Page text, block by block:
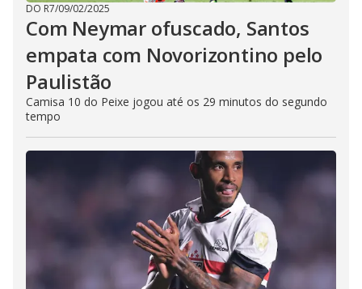
DO R7/09/02/2025
Com Neymar ofuscado, Santos
empata com Novorizontino pelo
Paulistão
Camisa 10 do Peixe jogou até os 29 minutos do segundo
tempo